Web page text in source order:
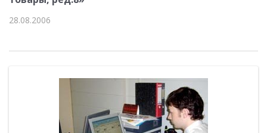
28.08.2006